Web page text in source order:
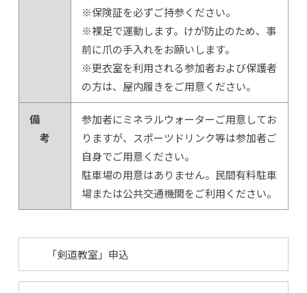
※保険証を必ずご持参ください。
※裸足で運動します。けが防止のため、事
前に爪の手入れをお願いします。
※更衣室を利用される参加者および保護者
の方は、屋内履きをご用意ください。
備
考
参加者にミネラルウォーターご用意してお
りますが、スポーツドリンク等は参加者ご
自身でご用意ください。
駐車場の用意はありません。民間有料駐車
場または公共交通機関をご利用ください。
「剣道教室」申込